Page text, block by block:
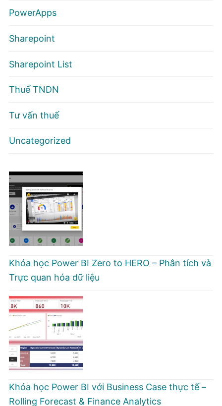
PowerApps
Sharepoint
Sharepoint List
Thuế TNDN
Tư vấn thuế
Uncategorized
Khóa học Power BI Zero to HERO – Phân tích và
Trực quan hóa dữ liệu
Khóa học Power BI với Business Case thực tế –
Rolling Forecast & Finance Analytics